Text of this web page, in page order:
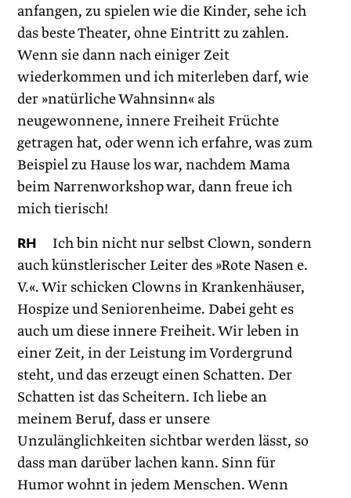
anfangen, zu spielen wie die Kinder, sehe ich
das beste Theater, ohne Eintritt zu zahlen.
Wenn sie dann nach einiger Zeit
wiederkommen und ich miterleben darf, wie
der »natürliche Wahnsinn« als
neugewonnene, innere Freiheit Früchte
getragen hat, oder wenn ich erfahre, was zum
Beispiel zu Hause los war, nachdem Mama
beim Narrenworkshop war, dann freue ich
mich tierisch!
RH Ich bin nicht nur selbst Clown, sondern
auch künstlerischer Leiter des »Rote Nasen e.
V.«. Wir schicken Clowns in Krankenhäuser,
Hospize und Seniorenheime. Dabei geht es
auch um diese innere Freiheit. Wir leben in
einer Zeit, in der Leistung im Vordergrund
steht, und das erzeugt einen Schatten. Der
Schatten ist das Scheitern. Ich liebe an
meinem Beruf, dass er unsere
Unzulänglichkeiten sichtbar werden lässt, so
dass man darüber lachen kann. Sinn für
Humor wohnt in jedem Menschen. Wenn